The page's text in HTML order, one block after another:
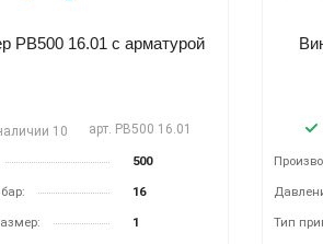
Винтовой компрессор CrossAir
В наличии 7 арт.CA45-8GA (IP54)
бар :
привода: